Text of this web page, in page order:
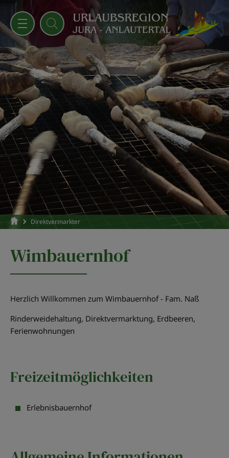
Direktvermarkter
Wimbauernhof
Herzlich Willkommen zum Wimbauernhof - Fam. Naß
Rinderweidehaltung, Direktvermarktung, Erdbeeren,
Ferienwohnungen
Freizeitmöglichkeiten
Erlebnisbauernhof